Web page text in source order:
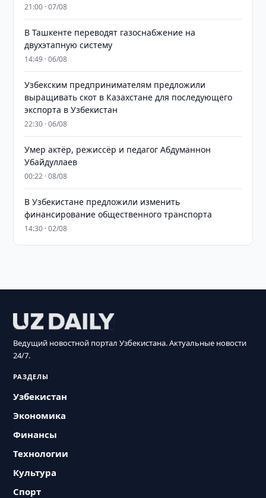
21:00 · 07/08
В Ташкенте переводят газоснабжение на
двухэтапную систему
14:49 · 06/08
Узбекским предпринимателям предложили
выращивать скот в Казахстане для последующего
экспорта в Узбекистан
22:30 · 06/08
Умер актёр, режиссёр и педагог Абдуманнон
Убайдуллаев
00:22 · 08/08
В Узбекистане предложили изменить
финансирование общественного транспорта
14:30 · 02/08
Ведущий новостной портал Узбекистана. Актуальные новости
24/7.
РАЗДЕЛЫ
Узбекистан
Экономика
Финансы
Технологии
Культура
Спорт